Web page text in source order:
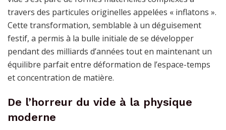
travers des particules originelles appelées « inflatons ».
Cette transformation, semblable à un déguisement
festif, a permis à la bulle initiale de se développer
pendant des milliards d’années tout en maintenant un
équilibre parfait entre déformation de l’espace-temps
et concentration de matière.
De l’horreur du vide à la physique
moderne